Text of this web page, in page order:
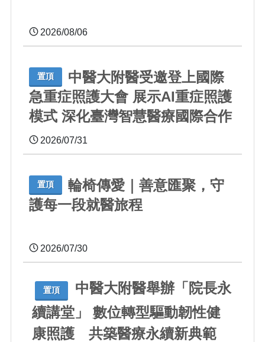
2026/08/06
置頂
中醫大附醫受邀登上國際
急重症照護大會 展示AI重症照護
模式 深化臺灣智慧醫療國際合作
2026/07/31
置頂
輪椅傳愛｜善意匯聚，守
護每一段就醫旅程
2026/07/30
置頂
中醫大附醫舉辦「院長永
續講堂」 數位轉型驅動韌性健
康照護 共築醫療永續新典範